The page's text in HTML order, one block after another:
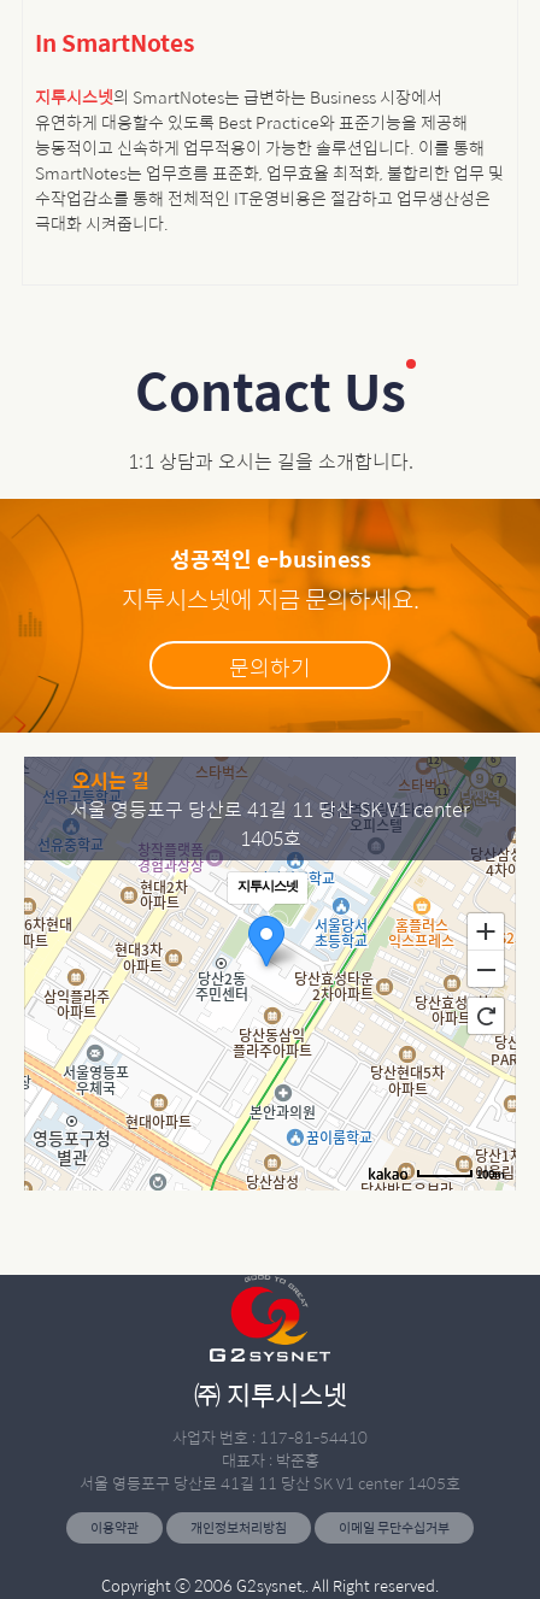
In SmartNotes
지투시스넷의 SmartNotes는 급변하는 Business 시장에서
유연하게 대응할수 있도록 Best Practice와 표준기능을 제공해
능동적이고 신속하게 업무적용이 가능한 솔루션입니다. 이를 통해
SmartNotes는 업무흐름 표준화, 업무효율 최적화, 불합리한 업무 및
수작업감소를 통해 전체적인 IT운영비용은 절감하고 업무생산성은
극대화 시켜줍니다.
Contact Us
1:1 상담과 오시는 길을 소개합니다.
성공적인 e-business
지투시스넷에 지금 문의하세요.
문의하기
오시는 길
서울 영등포구 당산로 41길 11 당산 SK V1 center
1405호
지투시스넷
100m
㈜ 지투시스넷
사업자 번호 : 117-81-54410
대표자 : 박준홍
서울 영등포구 당산로 41길 11 당산 SK V1 center 1405호
이용약관 개인정보처리방침 이메일 무단수십거부
Copyright ⓒ 2006 G2sysnet,. All Right reserved.